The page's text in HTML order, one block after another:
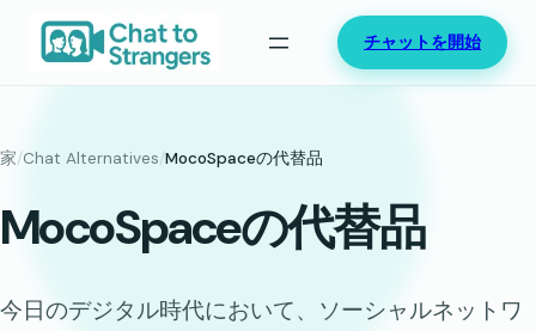
キ
プ
チャットを開始
家/Chat Alternatives/MocoSpaceの代替品
MocoSpaceの代替品
今日のデジタル時代において、ソーシャルネットワ